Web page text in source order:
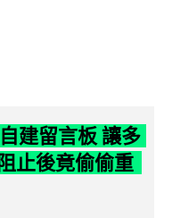
建留言板 讓多
止後竟偷偷重